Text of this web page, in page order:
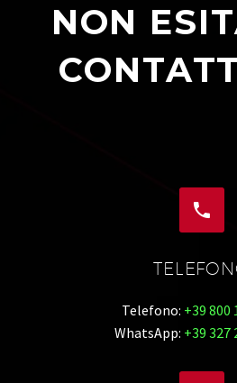
NON


Telefono: +39 800
WhatsApp: +39 327